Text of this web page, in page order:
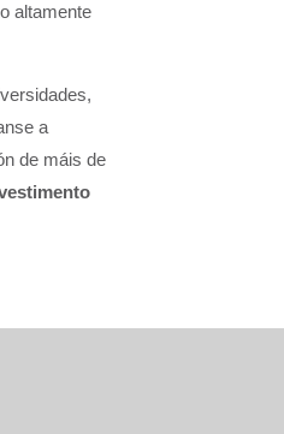
altamente
a
de máis de